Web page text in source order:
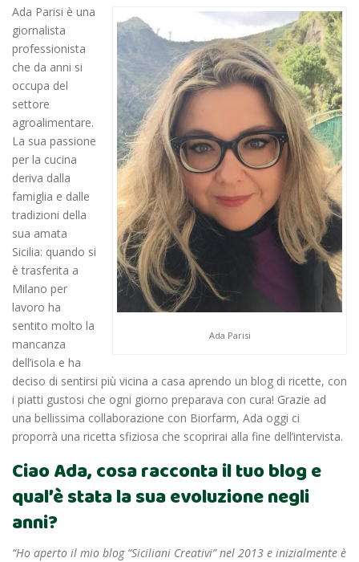
Ada Parisi
Ada Parisi è una
giornalista
professionista
che da anni si
occupa del
settore
agroalimentare.
La sua passione
per la cucina
deriva dalla
famiglia e dalle
tradizioni della
sua amata
Sicilia: quando si
è trasferita a
Milano per
lavoro ha
sentito molto la
mancanza
dell’isola e ha
deciso di sentirsi più vicina a casa aprendo un blog di ricette, con
i piatti gustosi che ogni giorno preparava con cura! Grazie ad
una bellissima collaborazione con Biorfarm, Ada oggi ci
proporrà una ricetta sfiziosa che scoprirai alla fine dell’intervista.
Ciao Ada, cosa racconta il tuo blog e
qual’è stata la sua evoluzione negli
anni?
“Ho aperto il mio blog “Siciliani Creativi” nel 2013 e inizialmente è